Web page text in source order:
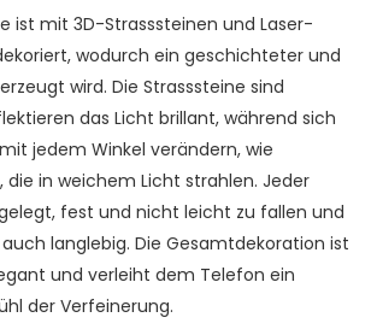
ist mit 3D-Strasssteinen und Laser-
wodurch ein geschichteter und
wird. Die Strasssteine ​​sind
das Licht brillant, während sich
jedem Winkel verändern, wie
die in weichem Licht strahlen. Jeder
fest und nicht leicht zu fallen und
langlebig. Die Gesamtdekoration ist
und verleiht dem Telefon ein
der Verfeinerung.